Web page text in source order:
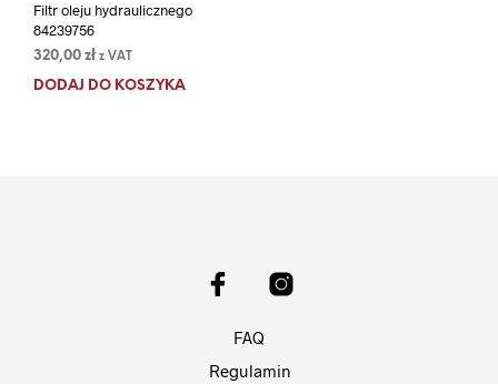
Filtr oleju hydraulicznego
84239756
320,00 zł z VAT
DODAJ DO KOSZYKA
FAQ
Regulamin